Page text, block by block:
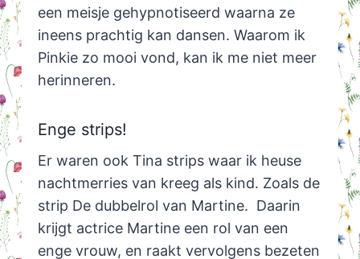
een meisje gehypnotiseerd waarna ze
ineens prachtig kan dansen. Waarom ik
Pinkie zo mooi vond, kan ik me niet meer
herinneren.
Enge strips!
Er waren ook Tina strips waar ik heuse
nachtmerries van kreeg als kind. Zoals de
strip De dubbelrol van Martine. Daarin
krijgt actrice Martine een rol van een
enge vrouw, en raakt vervolgens bezeten